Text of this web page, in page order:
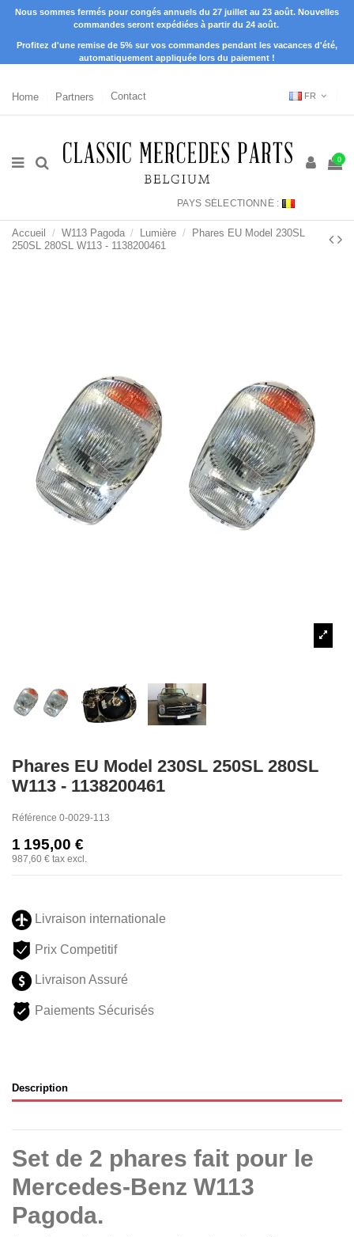
Nous sommes fermés pour congés annuels du 27 juillet au 23 août. Nouvelles
commandes seront expédiées à partir du 24 août.
Profitez d'une remise de 5% sur vos commandes pendant les vacances d'été,
automatiquement appliquée lors du paiement !
Home Partners Contact FR
0
PAYS SÉLECTIONNÉ :
Accueil W113 Pagoda Lumière
Phares EU Model 230SL
250SL 280SL W113 - 1138200461
Phares EU Model 230SL 250SL 280SL
W113 - 1138200461
Référence 0-0029-113
1 195,00 €
987,60 € tax excl.
Livraison internationale
Prix Competitif
Livraison Assuré
Paiements Sécurisés
Description
Set de 2 phares fait pour le
Mercedes-Benz W113
Pagoda.